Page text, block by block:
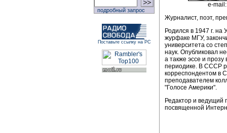
подробный запрос
Поставьте ссылку на РС
e-
Журналист, поэт,
Родился в 1947 г. на
журфаке МГУ,
университета со
наук. Опубликовал
а также эссе и
периодике. В СССР
корреспондентом в
преподавателем
"Голосе Америки".
Редактор и ведущий
посвященной